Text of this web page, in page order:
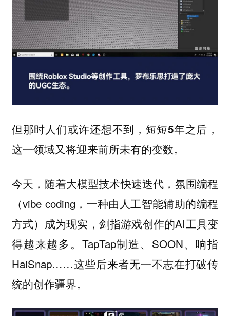
但那时人们或许还想不到，短短5年之后，
这一领域又将迎来前所未有的变数。
今天，随着大模型技术快速迭代，氛围编程
（vibe coding，一种由人工智能辅助的编程
方式）成为现实，剑指游戏创作的AI工具变
得越来越多。TapTap制造、SOON、响指
HaiSnap……这些后来者无一不志在打破传
统的创作疆界。